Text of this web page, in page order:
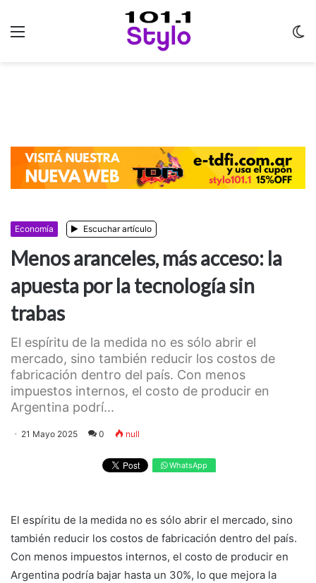
Economía Escuchar artículo
Menos aranceles, más acceso: la
apuesta por la tecnología sin
trabas
El espíritu de la medida no es sólo abrir el
mercado, sino también reducir los costos de
fabricación dentro del país. Con menos
impuestos internos, el costo de producir en
Argentina podrí...
21 Mayo 2025 0 null
WhatsApp
El espíritu de la medida no es sólo abrir el mercado, sino
también reducir los costos de fabricación dentro del país.
Con menos impuestos internos, el costo de producir en
Argentina podría bajar hasta un 30%, lo que mejora la